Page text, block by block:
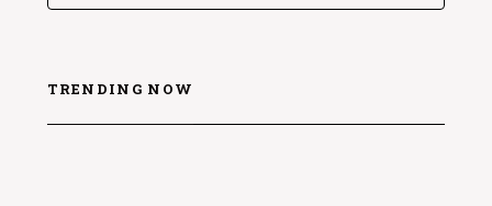
TRENDING NOW